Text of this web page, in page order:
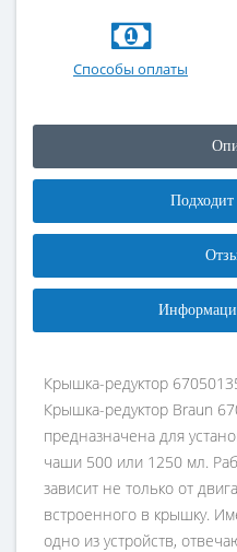
Способы оплаты
Подходит
Крышка-редуктор
Крышка-редуктор Braun
предназначена для
чаши 500 или 1250 мл.
зависит не только от
встроенного в крышку.
одно из устройств,